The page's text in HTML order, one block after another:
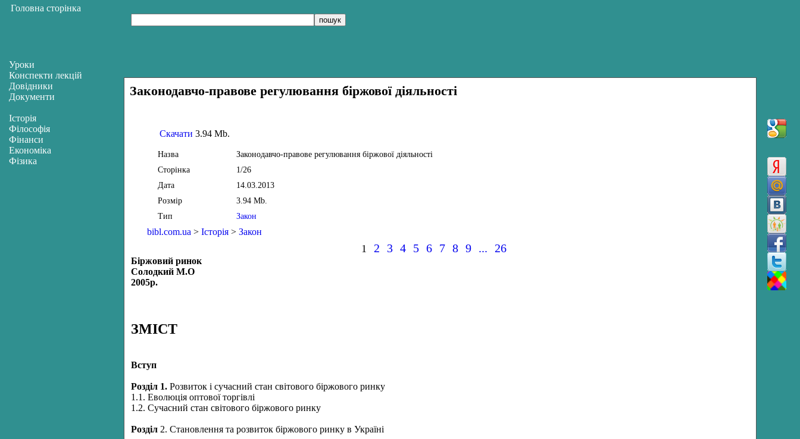
Законодавчо-правове регулювання біржової діяльності
Скачати 3.94 Mb.
Назва
Законодавчо-правове регулювання біржової діяльності
Сторінка
1/26
Дата
14.03.2013
Розмір
3.94 Mb.
Тип
Закон
bibl.com.ua > Історія > Закон
1 2 3 4 5 6 7 8 9 ... 26
Біржовий ринок
Солодкий М.О
2005р.
ЗМІСТ
Вступ
Розділ 1. Розвиток і сучасний стан світового біржового ринку
1.1. Еволюція оптової торгівлі
1.2. Сучасний стан світового біржового ринку
Розділ 2. Становлення та розвиток біржового ринку в Україні
Уроки
Конспекти лекцій
Довідники
Документи
Історія
Філософія
Фінанси
Економіка
Фізика
Головна сторінка